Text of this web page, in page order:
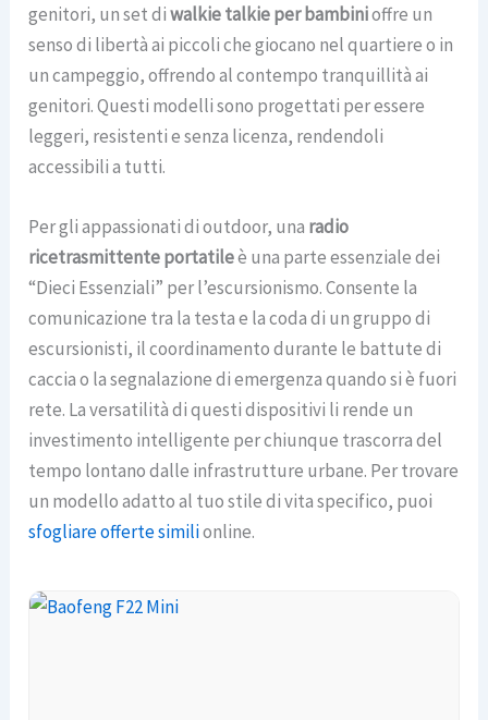
genitori, un set diwalkie talkie per bambinioffre un
senso di libertà ai piccoli che giocano nel quartiere o in
un campeggio, offrendo al contempo tranquillità ai
genitori. Questi modelli sono progettati per essere
leggeri, resistenti e senza licenza, rendendoli
accessibili a tutti.
Per gli appassionati di outdoor, una radio
ricetrasmittente portatileè una parte essenziale dei
“Dieci Essenziali” per l’escursionismo. Consente la
comunicazione tra la testa e la coda di un gruppo di
escursionisti, il coordinamento durante le battute di
caccia o la segnalazione di emergenza quando si è fuori
rete. La versatilità di questi dispositivi li rende un
investimento intelligente per chiunque trascorra del
tempo lontano dalle infrastrutture urbane. Per trovare
un modello adatto al tuo stile di vita specifico, puoi
sfogliare offerte similionline.